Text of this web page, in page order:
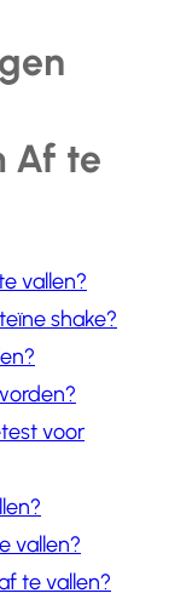
Af te
vallen?
shake?
voor
vallen?
te vallen?